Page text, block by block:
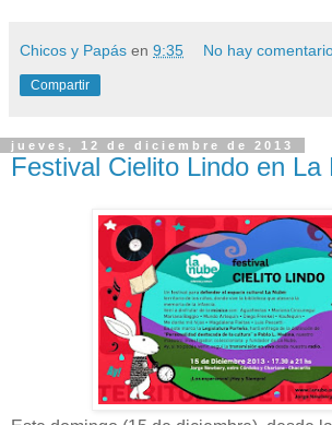
Chicos y Papás en 9:35 No hay
Compartir
jueves, 12 de diciembre de 2013
Festival Cielito Lindo en La